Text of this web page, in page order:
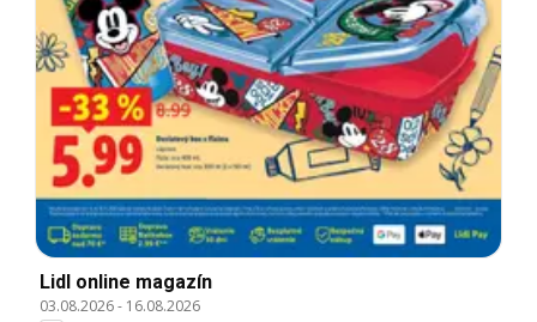
Lidl online magazín
03.08.2026- 16.08.2026